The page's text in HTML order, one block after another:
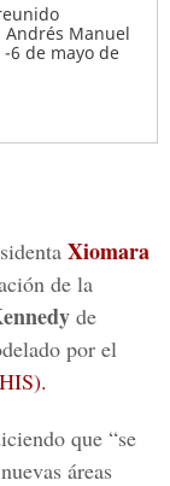
Manuel
6 de mayo de
Xiomara
de la
de
por el
que “se
áreas